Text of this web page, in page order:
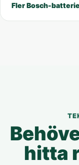
Fler Bosch-
hitta